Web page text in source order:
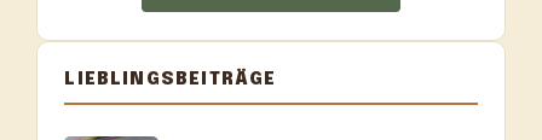
LIEBLINGSBEITRÄGE